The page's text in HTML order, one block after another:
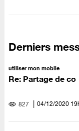
Derniers
utiliser mon mobile
Re: Partage de co
827 ‎04/12/2020